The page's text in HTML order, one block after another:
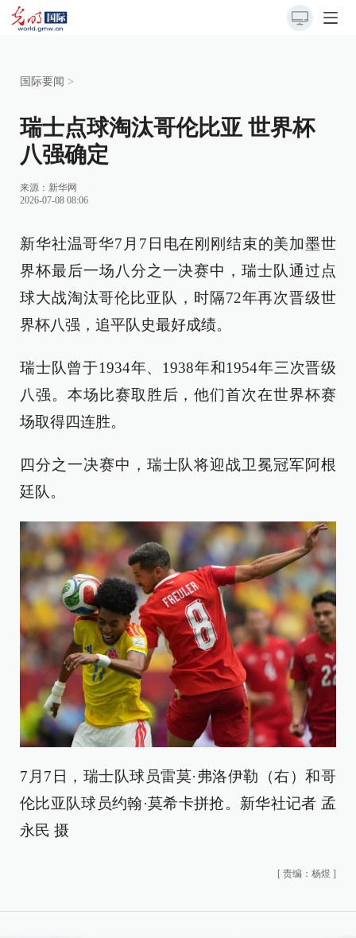
国际要闻 >
瑞士点球淘汰哥伦比亚 世界杯
八强确定
来源： 新华网
2026-07-08 08:06
新华社温哥华7月7日电在刚刚结束的美加墨世
界杯最后一场八分之一决赛中，瑞士队通过点
球大战淘汰哥伦比亚队，时隔72年再次晋级世
界杯八强，追平队史最好成绩。
瑞士队曾于1934年、1938年和1954年三次晋级
八强。本场比赛取胜后，他们首次在世界杯赛
场取得四连胜。
四分之一决赛中，瑞士队将迎战卫冕冠军阿根
廷队。
7月7日，瑞士队球员雷莫·弗洛伊勒（右）和哥
伦比亚队球员约翰·莫希卡拼抢。新华社记者 孟
永民 摄
[ 责编：杨煜 ]